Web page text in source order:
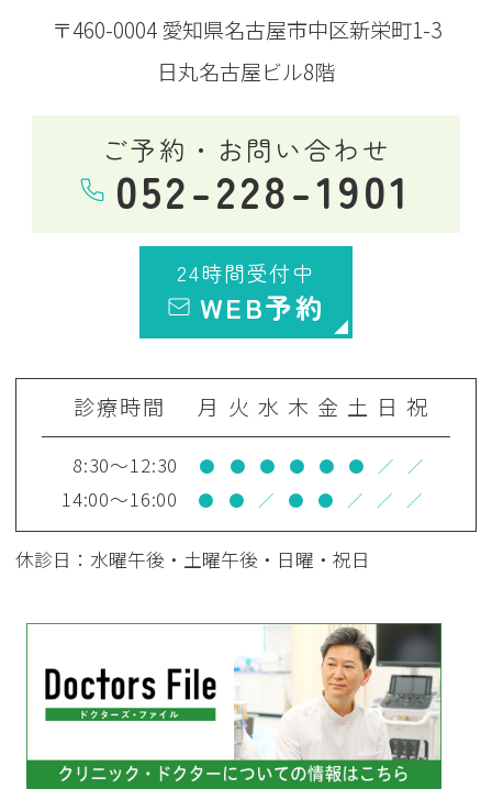
〒460-0004 愛知県名古屋市中区新栄町1-3
日丸名古屋ビル8階
ご予約・お問い合わせ
052-228-1901
24時間受付中
WEB予約
診療時間 月 火 水 木 金 土 日 祝
8:30～12:30 ● ● ● ● ● ● ／ ／
14:00～16:00 ● ● ／ ● ● ／ ／ ／
休診日：水曜午後・土曜午後・日曜・祝日